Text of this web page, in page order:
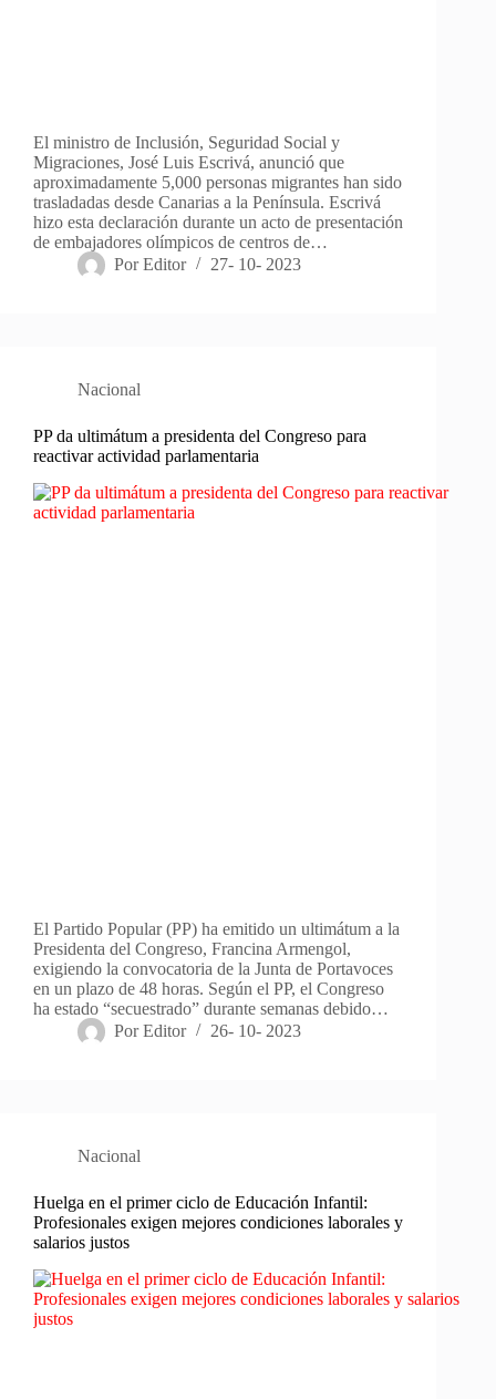
El ministro de Inclusión, Seguridad Social y
Migraciones, José Luis Escrivá, anunció que
aproximadamente 5,000 personas migrantes han sido
trasladadas desde Canarias a la Península. Escrivá
hizo esta declaración durante un acto de presentación
de embajadores olímpicos de centros de…
Por Editor 27- 10- 2023
Nacional
PP da ultimátum a presidenta del Congreso para
reactivar actividad parlamentaria
El Partido Popular (PP) ha emitido un ultimátum a la
Presidenta del Congreso, Francina Armengol,
exigiendo la convocatoria de la Junta de Portavoces
en un plazo de 48 horas. Según el PP, el Congreso
ha estado “secuestrado” durante semanas debido…
Por Editor 26- 10- 2023
Nacional
Huelga en el primer ciclo de Educación Infantil:
Profesionales exigen mejores condiciones laborales y
salarios justos